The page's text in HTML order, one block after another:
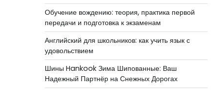
Обучение вождению: теория, практика первой
передачи и подготовка к экзаменам
Английский для школьников: как учить язык с
удовольствием
Шины Hankook Зима Шипованные: Ваш
Надежный Партнёр на Снежных Дорогах